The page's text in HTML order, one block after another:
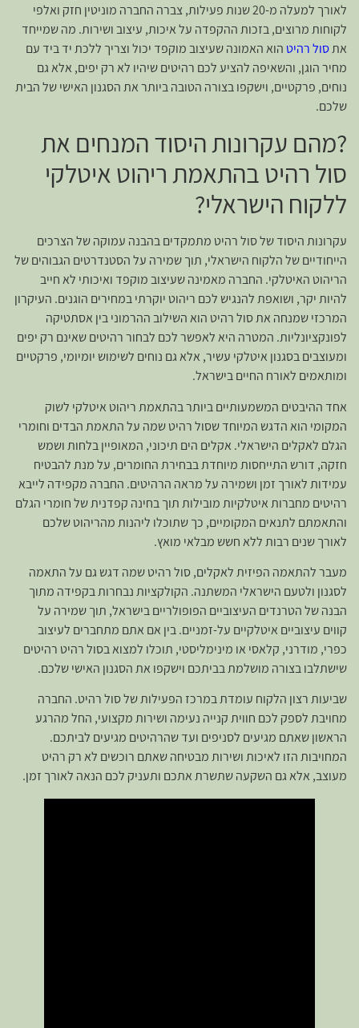
לאורך למעלה מ-20 שנות פעילות, צברה החברה מוניטין חזק ואלפי
לקוחות מרוצים, בזכות ההקפדה על איכות, עיצוב ושירות. מה שמייחד
אתסול רהיטהוא האמונה שעיצוב מוקפד יכול וצריך ללכת יד ביד עם
מחיר הוגן, והשאיפה להציע לכם רהיטים שיהיו לא רק יפים, אלא גם
נוחים, פרקטיים, וישקפו בצורה הטובה ביותר את הסגנון האישי של הבית
שלכם.
?מהם עקרונות היסוד המנחים את
סול רהיט בהתאמת ריהוט איטלקי
ללקוח הישראלי?
עקרונות היסוד של סול רהיט מתמקדים בהבנה עמוקה של הצרכים
הייחודיים של הלקוח הישראלי, תוך שמירה על הסטנדרטים הגבוהים של
הריהוט האיטלקי. החברה מאמינה שעיצוב מוקפד ואיכותי לא חייב
להיות יקר, ושואפת להנגיש לכם ריהוט יוקרתי במחירים הוגנים. העיקרון
המרכזי שמנחה את סול רהיט הוא השילוב ההרמוני בין אסתטיקה
לפונקציונליות. המטרה היא לאפשר לכם לבחור רהיטים שאינם רק יפים
ומעוצבים בסגנון איטלקי עשיר, אלא גם נוחים לשימוש יומיומי, פרקטיים
ומותאמים לאורח החיים בישראל.
אחד ההיבטים המשמעותיים ביותר בהתאמת ריהוט איטלקי לשוק
המקומי הוא הדגש המיוחד שסול רהיט שמה על התאמת הבדים וחומרי
הגלם לאקלים הישראלי. אקלים הים תיכוני, המאופיין בלחות ושמש
חזקה, דורש התייחסות מיוחדת בבחירת החומרים, על מנת להבטיח
עמידות לאורך זמן ושמירה על מראה הרהיטים. החברה מקפידה לייבא
רהיטים מחברות איטלקיות מובילות תוך בחינה קפדנית של חומרי הגלם
והתאמתם לתנאים המקומיים, כך שתוכלו ליהנות מהריהוט שלכם
לאורך שנים רבות ללא חשש מבלאי מואץ.
מעבר להתאמה הפיזית לאקלים, סול רהיט שמה דגש גם על התאמה
לסגנון ולטעם הישראלי המשתנה. הקולקציות נבחרות בקפידה מתוך
הבנה של הטרנדים העיצוביים הפופולריים בישראל, תוך שמירה על
קווים עיצוביים איטלקיים על-זמניים. בין אם אתם מתחברים לעיצוב
כפרי, מודרני, קלאסי או מינימליסטי, תוכלו למצוא בסול רהיט רהיטים
שישתלבו בצורה מושלמת בביתכם וישקפו את הסגנון האישי שלכם.
שביעות רצון הלקוח עומדת במרכז הפעילות של סול רהיט. החברה
מחויבת לספק לכם חווית קנייה נעימה ושירות מקצועי, החל מהרגע
הראשון שאתם מגיעים לסניפים ועד שהרהיטים מגיעים לביתכם.
המחויבות הזו לאיכות ושירות מבטיחה שאתם רוכשים לא רק רהיט
מעוצב, אלא גם השקעה שתשרת אתכם ותעניק לכם הנאה לאורך זמן.